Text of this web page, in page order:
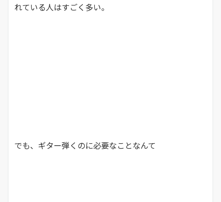
れている人はすごく多い。
でも、ギター弾くのに必要なことなんて